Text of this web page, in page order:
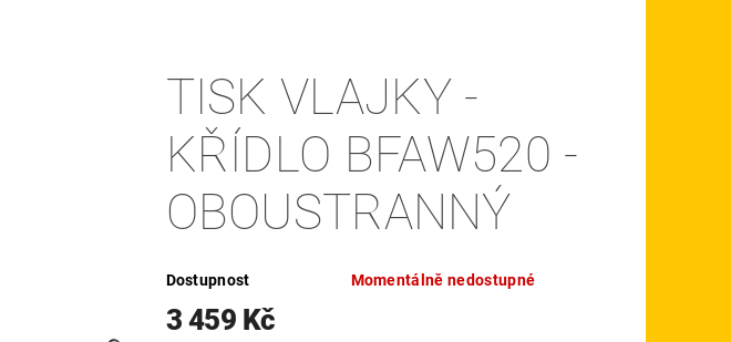
TISK VLAJKY -
KŘÍDLO BFAW520 -
OBOUSTRANNÝ
Dostupnost Momentálně nedostupné
3 459 Kč